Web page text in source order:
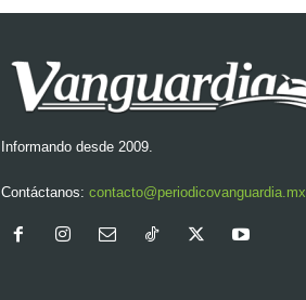
Informando desde 2009.
Contáctanos: contacto@periodicovanguardia.mx